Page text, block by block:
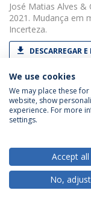
José Matias Alves &
2021. Mudança em
Incerteza.
DESCARREGAR
PAPER
Os pais no
Cristina Palmeirão
DESCARREGAR
We use cookies
We may place these
website, show
experience. For more
settings.
Accept all
No, adjust